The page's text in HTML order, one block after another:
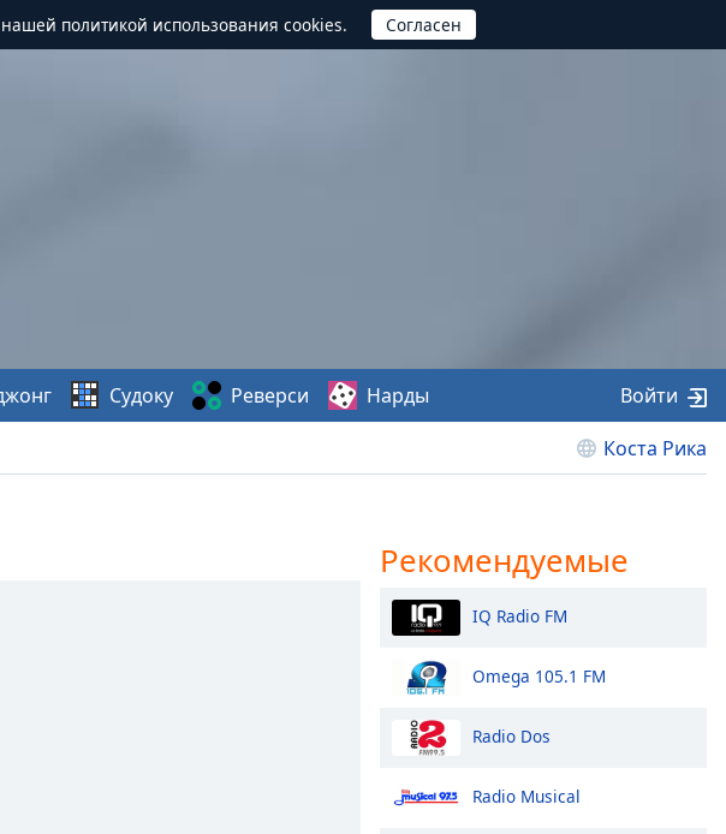
политикой использования cookies.
Коста Рика
Судоку Реверси Нарды Войти
Рекомендуемые
IQ Radio FM
Omega 105.1 FM
Radio Dos
Radio Musical